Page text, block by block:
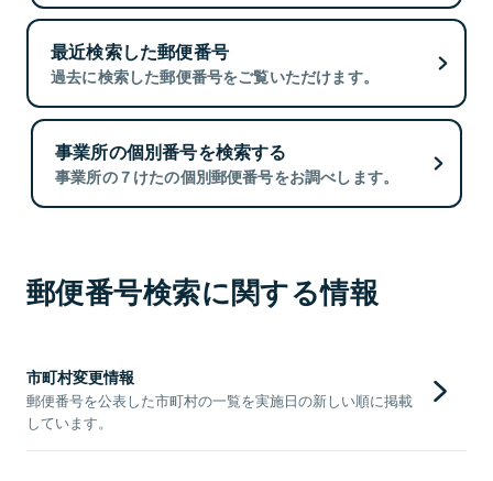
最近検索した郵便番号
過去に検索した郵便番号をご覧いただけます。
事業所の個別番号を検索する
事業所の７けたの個別郵便番号をお調べします。
郵便番号検索に関する情報
市町村変更情報
郵便番号を公表した市町村の一覧を実施日の新しい順に掲載
しています。